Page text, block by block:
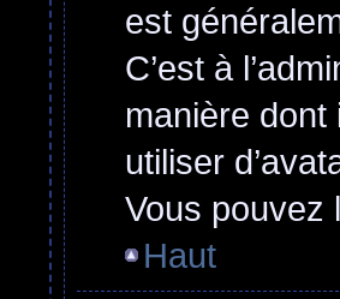
est
C’est à
manière
utiliser
Vous pouvez
Haut